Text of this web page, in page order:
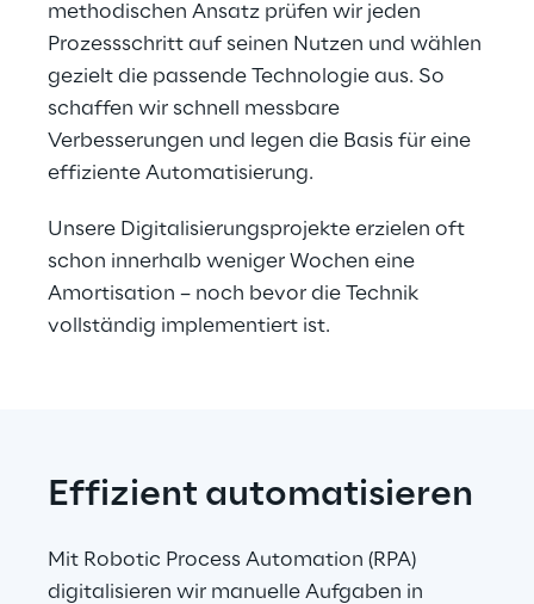
methodischen Ansatz prüfen wir jeden
Prozessschritt auf seinen Nutzen und wählen
gezielt die passende Technologie aus. So
schaffen wir schnell messbare
Verbesserungen und legen die Basis für eine
effiziente Automatisierung.
Unsere Digitalisierungsprojekte erzielen oft
schon innerhalb weniger Wochen eine
Amortisation – noch bevor die Technik
vollständig implementiert ist.
Effizient automatisieren
Mit Robotic Process Automation (RPA)
digitalisieren wir manuelle Aufgaben in